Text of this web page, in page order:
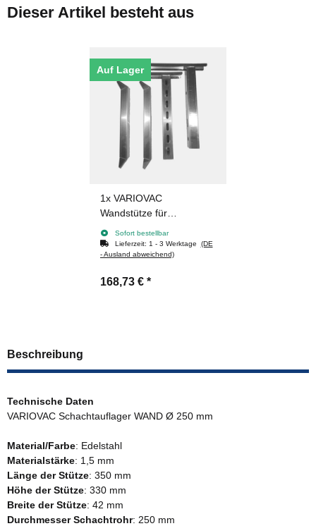
Dieser Artikel besteht aus
Auf Lager
1x VARIOVAC
Wandstütze für
Schachtauflager WAND Ø
250, 285, 300 mm
Sofort bestellbar
Lieferzeit: 1 - 3 Werktage (DE
- Ausland abweichend)
168,73 € *
Beschreibung
Technische Daten
VARIOVAC Schachtauflager WAND Ø 250 mm
Material/Farbe: Edelstahl
Materialstärke: 1,5 mm
Länge der Stütze: 350 mm
Höhe der Stütze: 330 mm
Breite der Stütze: 42 mm
Durchmesser Schachtrohr: 250 mm